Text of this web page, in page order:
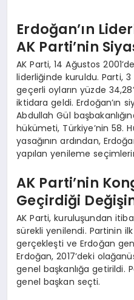
Erdoğan’ın
AK Parti’nin
AK Parti, 14 Ağustos
liderliğinde kuruldu. Parti,
geçerli oyların yüzde
iktidara geldi. Erdoğan’ın
Abdullah Gül
hükümeti, Türkiye’nin 58.
yasağının ardından,
yapılan yenileme
AK Parti’nin
Geçirdiği
AK Parti, kuruluşundan
sürekli yenilendi. Partinin
gerçekleşti ve Erdoğan
Erdoğan, 2017’deki
genel başkanlığa getirildi.
genel başkan seçti.